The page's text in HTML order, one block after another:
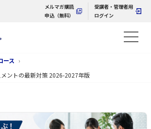
メルマガ購読
申込（無料）
受講者・管理者用
ログイン
ース
ントの最新対策 2026-2027年版